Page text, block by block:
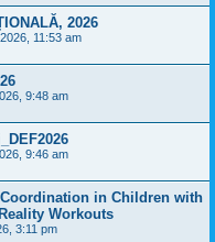
2026
11:53 am
9:48 am
9:46 am
in Children with
Workouts
3:11 pm